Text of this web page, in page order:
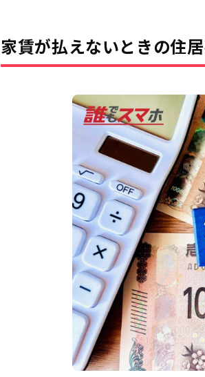
家賃が払えないときの住